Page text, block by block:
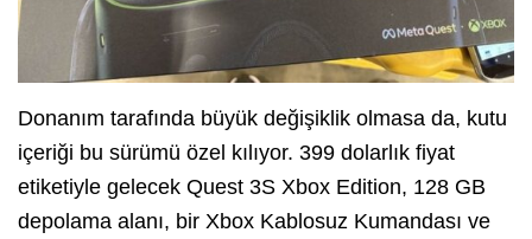
Donanım tarafında büyük değişiklik olmasa da, kutu
içeriği bu sürümü özel kılıyor. 399 dolarlık fiyat
etiketiyle gelecek Quest 3S Xbox Edition, 128 GB
depolama alanı, bir Xbox Kablosuz Kumandası ve